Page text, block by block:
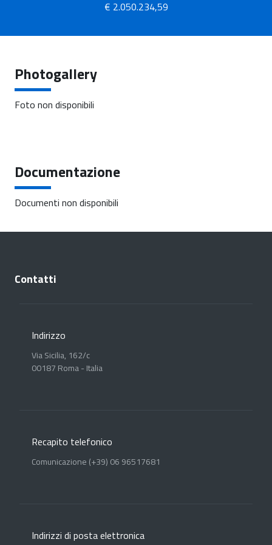
€ 2.050.234,59
Photogallery
Foto non disponibili
Documentazione
Documenti non disponibili
Contatti
Indirizzo
Via Sicilia, 162/c
00187 Roma - Italia
Recapito telefonico
Comunicazione (+39) 06 96517681
Indirizzi di posta elettronica